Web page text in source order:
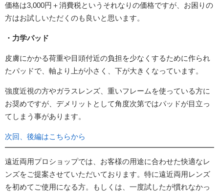
価格は3,000円＋消費税というそれなりの価格ですが、お困りの
方はお試しいただくのも良いと思います。
・力学パッド
皮膚にかかる荷重や目頭付近の負担を少なくするために作られ
たパッドで、軸より上が小さく、下が大きくなっています。
強度近視の方やガラスレンズ、重いフレームを使っている方に
お奨めですが、デメリットとして角度次第ではパッドが目立っ
てしまう事があります。
次回、後編はこちらから
遠近両用プロショップでは、お客様の用途に合わせた快適なレ
ンズをご提案させていただいております。特に遠近両用レンズ
を初めてご使用になる方。もしくは、一度試したが慣れなかっ